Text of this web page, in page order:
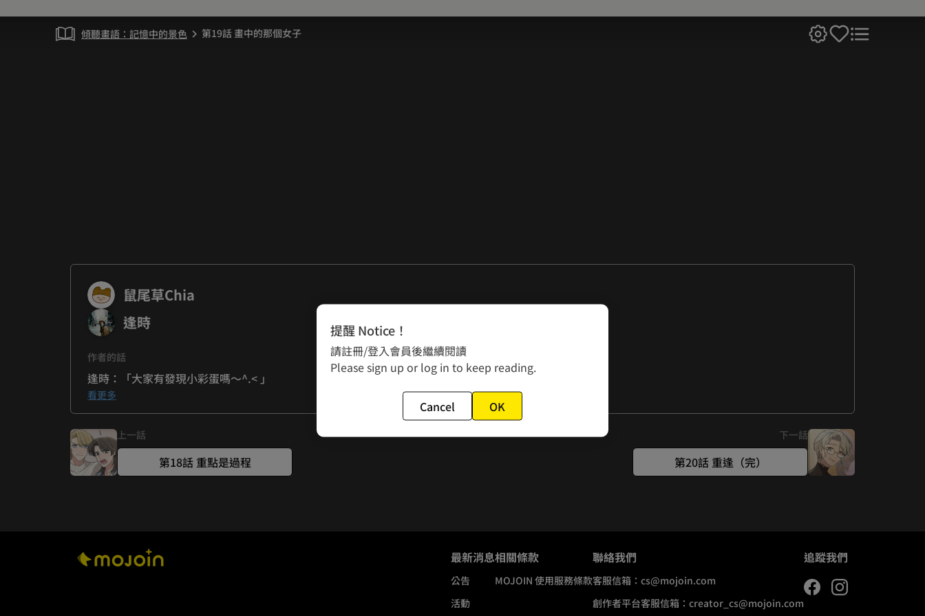
傾聽畫語：記憶中的景色 chevron_right 第19話 畫中的那個女子
鼠尾草Chia
逢時
作者的話
逢時：「大家有發現小彩蛋嗎～^.< 」
鼠尾草：「查爾斯直到這一回還是沒放棄精進成語能力੭ ᐕ )੭」
看更多
上一話
第18話 重點是過程
下一話
第20話 重逢（完）
最新消息
公告
活動
相關條款
MOJOIN 使用服務條款
聯絡我們
客服信箱： cs@mojoin.com
創作者平台客服信箱： creator_cs@mojoin.com
追蹤我們
提醒 Notice！
請註冊/登入會員後繼續閱讀
Please sign up or log in to keep reading.
Cancel OK